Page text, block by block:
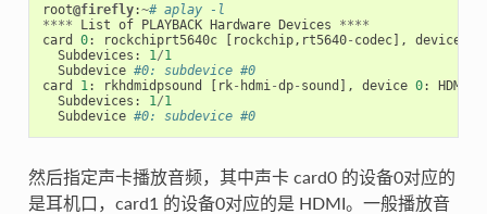
root@firefly:~# aplay -l
****
List of PLAYBACK Hardware Devices
****
card
0: rockchiprt5640c rockchip, rt5640- codec], device
Subdevices : 1/1
Subdevice #0: subdevice #0
card
1: rkhdmidpsound rk- hdmi-dp- sound ], device 0: HDMI
Subdevices : 1/1
Subdevice #0: subdevice #0
然后指定声卡播放音频，其中声卡 card0 的设备0对应的
是耳机口，card1 的设备0对应的是 HDMI。一般播放音